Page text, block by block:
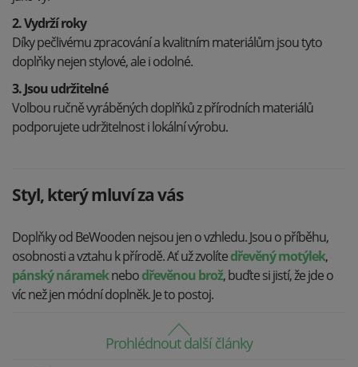
2. Vydrží roky
Díky pečlivému zpracování a kvalitním materiálům jsou tyto
doplňky nejen stylové, ale i odolné.
3. Jsou udržitelné
Volbou ručně vyráběných doplňků z přírodních materiálů
podporujete udržitelnost i lokální výrobu.
Styl, který mluví za vás
Doplňky od BeWooden nejsou jen o vzhledu. Jsou o příběhu,
osobnosti a vztahu k přírodě. Ať už zvolítedřevěný motýlek,
pánský nárameknebodřevěnou brož, buďte si jistí, že jde o
víc než jen módní doplněk. Je to postoj.
Prohlédnout další články